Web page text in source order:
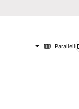
Parallell